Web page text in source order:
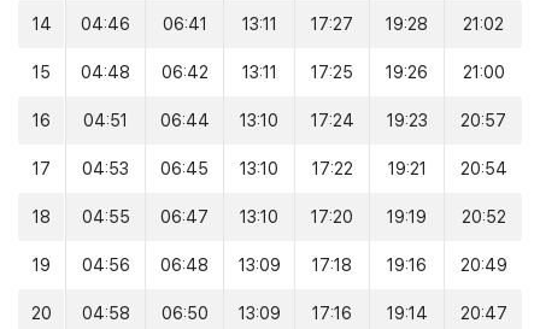
14 04:46 06:41 13:11 17:27 19:28 21:02
15 04:48 06:42 13:11 17:25 19:26 21:00
16 04:51 06:44 13:10 17:24 19:23 20:57
17 04:53 06:45 13:10 17:22 19:21 20:54
18 04:55 06:47 13:10 17:20 19:19 20:52
19 04:56 06:48 13:09 17:18 19:16 20:49
20 04:58 06:50 13:09 17:16 19:14 20:47